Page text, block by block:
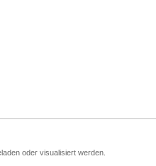
oder visualisiert werden.